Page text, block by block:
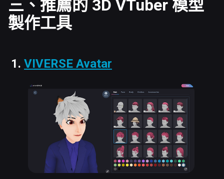
三、推薦的 3D VTuber 模型
製作工具
1. VIVERSE Avatar